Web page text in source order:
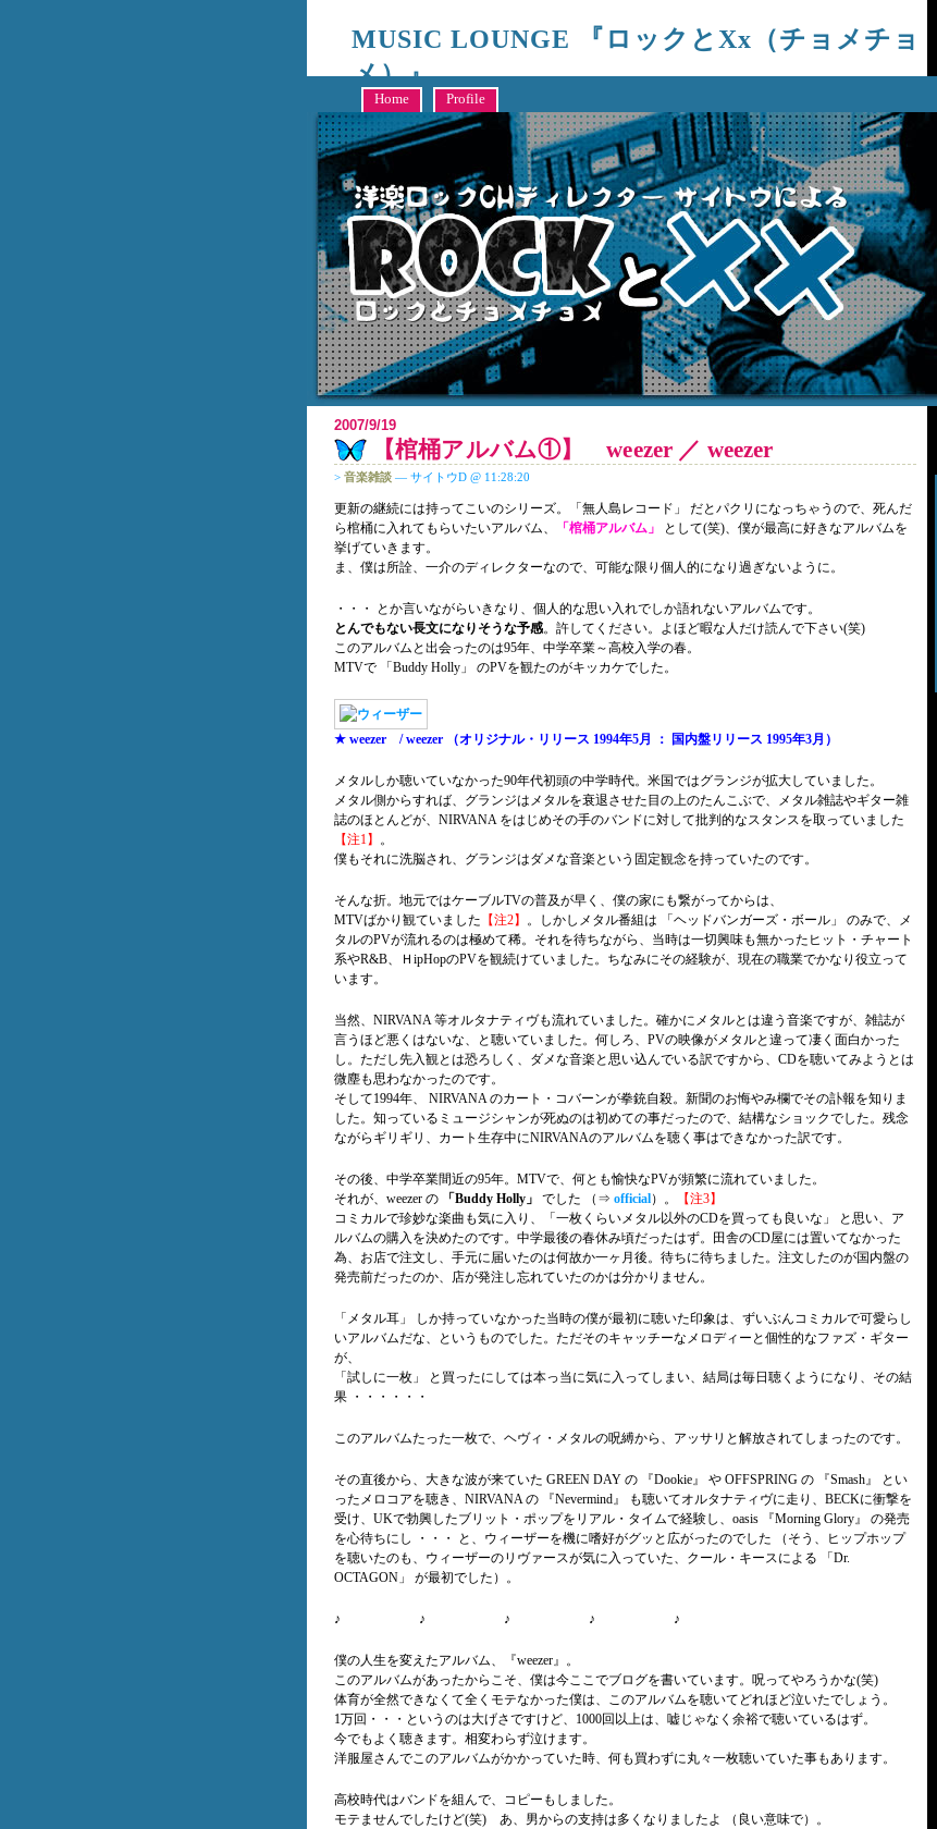
MUSIC LOUNGE 『ロックとxx（チョメチョ
メ）』
キャンシステム編成部、洋楽制作ディレクターサイトウによる、ROCK BLOG!!
Home Profile
2007/9/19
【棺桶アルバム①】 weezer ／ weezer
> 音楽雑談 — サイトウD @ 11:28:20
更新の継続には持ってこいのシリーズ。「無人島レコード」 だとパクリになっちゃうので、死んだ
ら棺桶に入れてもらいたいアルバム、
「棺桶アルバム」
として(笑)、僕が最高に好きなアルバムを
挙げていきます。
ま、僕は所詮、一介のディレクターなので、可能な限り個人的になり過ぎないように。
・・・ とか言いながらいきなり、個人的な思い入れでしか語れないアルバムです。
とんでもない長文になりそうな予感。許してください。よほど暇な人だけ読んで下さい(笑)
このアルバムと出会ったのは95年、中学卒業～高校入学の春。
MTVで 「Buddy Holly」 のPVを観たのがキッカケでした。
★ weezer / weezer （オリジナル・リリース 1994年5月 ： 国内盤リリース 1995年3月）
メタルしか聴いていなかった90年代初頭の中学時代。米国ではグランジが拡大していました。
メタル側からすれば、グランジはメタルを衰退させた目の上のたんこぶで、メタル雑誌やギター雑
誌のほとんどが、NIRVANA をはじめその手のバンドに対して批判的なスタンスを取っていました
【注1】 。
僕もそれに洗脳され、グランジはダメな音楽という固定観念を持っていたのです。
そんな折。地元ではケーブルTVの普及が早く、僕の家にも繋がってからは、
MTVばかり観ていました 【注2】 。しかしメタル番組は 「ヘッドバンガーズ・ボール」 のみで、メ
タルのPVが流れるのは極めて稀。それを待ちながら、当時は一切興味も無かったヒット・チャート
系やR&B、ＨipHopのPVを観続けていました。ちなみにその経験が、現在の職業でかなり役立って
います。
当然、NIRVANA 等オルタナティヴも流れていました。確かにメタルとは違う音楽ですが、雑誌が
言うほど悪くはないな、と聴いていました。何しろ、PVの映像がメタルと違って凄く面白かった
し。ただし先入観とは恐ろしく、ダメな音楽と思い込んでいる訳ですから、CDを聴いてみようとは
微塵も思わなかったのです。
そして1994年、 NIRVANA のカート・コバーンが拳銃自殺。新聞のお悔やみ欄でその訃報を知りま
した。知っているミュージシャンが死ぬのは初めての事だったので、結構なショックでした。残念
ながらギリギリ、カート生存中にNIRVANAのアルバムを聴く事はできなかった訳です。
その後、中学卒業間近の95年。MTVで、何とも愉快なPVが頻繁に流れていました。
それが、weezer の
「Buddy Holly」 でした （⇒ official）。
【注3】
コミカルで珍妙な楽曲も気に入り、「一枚くらいメタル以外のCDを買っても良いな」 と思い、ア
ルバムの購入を決めたのです。中学最後の春休み頃だったはず。田舎のCD屋には置いてなかった
為、お店で注文し、手元に届いたのは何故か一ヶ月後。待ちに待ちました。注文したのが国内盤の
発売前だったのか、店が発注し忘れていたのかは分かりません。
「メタル耳」 しか持っていなかった当時の僕が最初に聴いた印象は、ずいぶんコミカルで可愛らし
いアルバムだな、というものでした。ただそのキャッチーなメロディーと個性的なファズ・ギター
が、
「試しに一枚」 と買ったにしては本っ当に気に入ってしまい、結局は毎日聴くようになり、その結
果 ・・・・・・
このアルバムたった一枚で、ヘヴィ・メタルの呪縛から、アッサリと解放されてしまったのです。
その直後から、大きな波が来ていた GREEN DAY の 『Dookie』 や OFFSPRING の 『Smash』 とい
ったメロコアを聴き、NIRVANA の 『Nevermind』 も聴いてオルタナティヴに走り、BECKに衝撃を
受け、UKで勃興したブリット・ポップをリアル・タイムで経験し、oasis 『Morning Glory』 の発売
を心待ちにし ・・・ と、ウィーザーを機に嗜好がグッと広がったのでした （そう、ヒップホップ
を聴いたのも、ウィーザーのリヴァースが気に入っていた、クール・キースによる 「Dr.
OCTAGON」 が最初でした）。
♪ ♪ ♪ ♪ ♪
僕の人生を変えたアルバム、『weezer』。
このアルバムがあったからこそ、僕は今ここでブログを書いています。呪ってやろうかな(笑)
体育が全然できなくて全くモテなかった僕は、このアルバムを聴いてどれほど泣いたでしょう。
1万回・・・というのは大げさですけど、1000回以上は、嘘じゃなく余裕で聴いているはず。
今でもよく聴きます。相変わらず泣けます。
洋服屋さんでこのアルバムがかかっていた時、何も買わずに丸々一枚聴いていた事もあります。
高校時代はバンドを組んで、コピーもしました。
モテませんでしたけど(笑) あ、男からの支持は多くなりましたよ （良い意味で）。